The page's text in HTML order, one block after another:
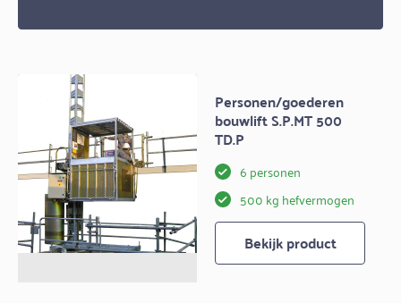
Personen/goederen
bouwlift S.P.MT 500
TD.P
6 personen
500 kg hefvermogen
Bekijk product